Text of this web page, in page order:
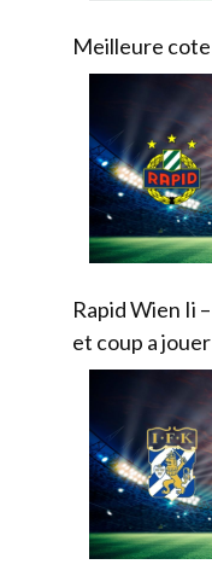
Meilleure
Rapid Wien Ii
et coup a jouer